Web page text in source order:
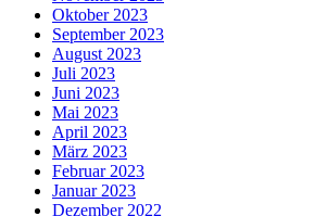
Oktober 2023
September 2023
August 2023
Juli 2023
Juni 2023
Mai 2023
April 2023
März 2023
Februar 2023
Januar 2023
Dezember 2022